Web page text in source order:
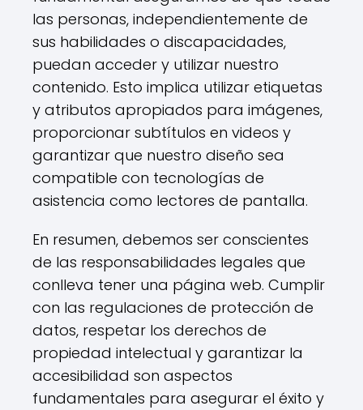
las personas, independientemente de
sus habilidades o discapacidades,
puedan acceder y utilizar nuestro
contenido. Esto implica utilizar etiquetas
y atributos apropiados para imágenes,
proporcionar subtítulos en videos y
garantizar que nuestro diseño sea
compatible con tecnologías de
asistencia como lectores de pantalla.
En resumen, debemos ser conscientes
de las responsabilidades legales que
conlleva tener una página web. Cumplir
con las regulaciones de protección de
datos, respetar los derechos de
propiedad intelectual y garantizar la
accesibilidad son aspectos
fundamentales para asegurar el éxito y